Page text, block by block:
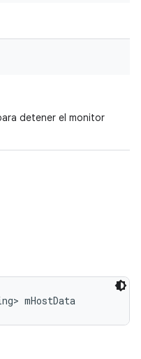
detener el monitor
mHostData